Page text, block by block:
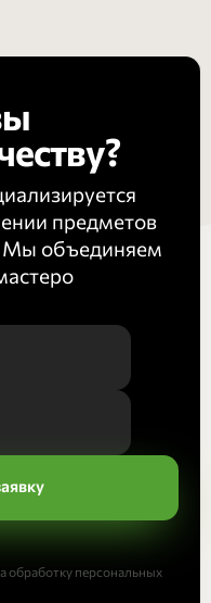
предметов
Мы объединяем
обработку персональных